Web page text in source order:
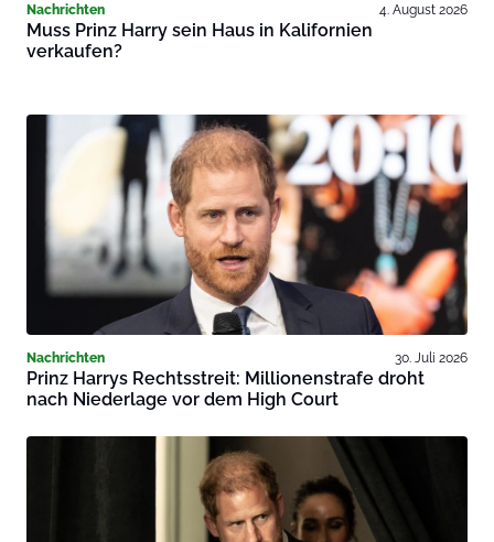
Nachrichten 4. August 2026
Muss Prinz Harry sein Haus in Kalifornien
verkaufen?
Nachrichten 30. Juli 2026
Prinz Harrys Rechtsstreit: Millionenstrafe droht
nach Niederlage vor dem High Court